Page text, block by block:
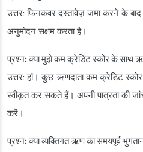
उत्तर: फिनकवर दस्तावेज़ जमा करने के बाद
अनुमोदन सक्षम करता है।
प्रश्न: क्या मुझे कम क्रेडिट स्कोर के साथ
उत्तर: हां। कुछ ऋणदाता कम क्रेडिट
स्वीकृत कर सकते हैं। अपनी पात्रता की
करें।
प्रश्न: क्या व्यक्तिगत ऋण का समयपूर्व